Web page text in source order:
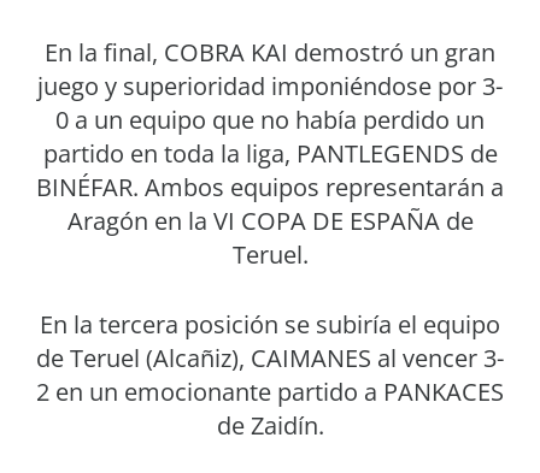
En la final, COBRA KAI demostró un gran
juego y superioridad imponiéndose por 3-
0 a un equipo que no había perdido un
partido en toda la liga, PANTLEGENDS de
BINÉFAR. Ambos equipos representarán a
Aragón en la VI COPA DE ESPAÑA de
Teruel.
En la tercera posición se subiría el equipo
de Teruel (Alcañiz), CAIMANES al vencer 3-
2 en un emocionante partido a PANKACES
de Zaidín.